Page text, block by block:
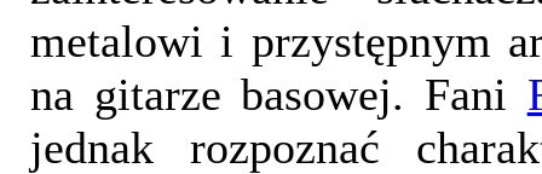
metalowi i przystępnym
na gitarze basowej. Fani
jednak rozpoznać